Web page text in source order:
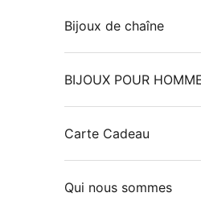
Bijoux de chaîne
BIJOUX POUR
Carte Cadeau
Qui nous sommes